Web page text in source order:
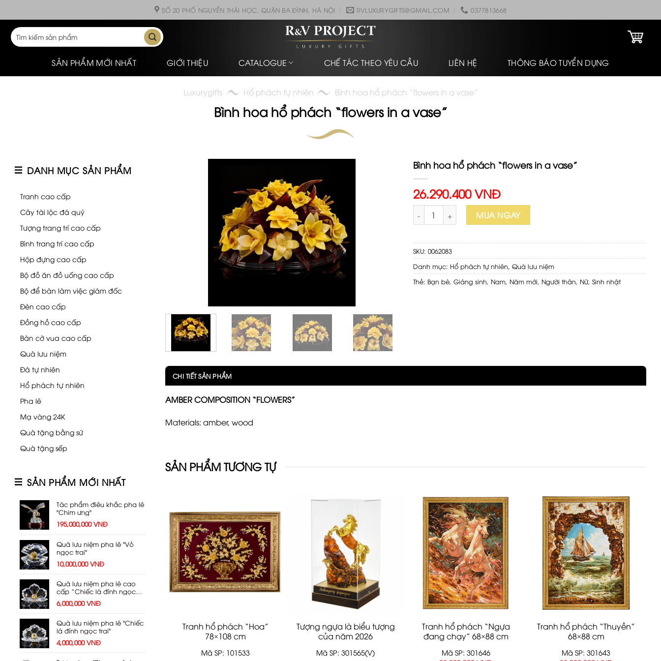
to
content
SỐ 20 PHỐ NGUYỄN THÁI HỌC, QUẬN BA ĐÌNH, HÀ NỘI RVLUXURYGIFTS@GMAIL.COM 0377813668
Tìm
kiếm:
SẢN PHẨM MỚI NHẤT GIỚI THIỆU CATALOGUE CHẾ TÁC THEO YÊU CẦU LIÊN HỆ THÔNG BÁO TUYỂN DỤNG
Luxurygifts Hổ phách tự nhiên Bình hoa hổ phách “flowers in a vase”
Bình hoa hổ phách “flowers in a vase”
DANH MỤC SẢN PHẨM
Tranh cao cấp
Cây tài lộc đá quý
Tượng trang trí cao cấp
Bình trang trí cao cấp
Hộp đựng cao cấp
Bộ đồ ăn đồ uống cao cấp
Bộ để bàn làm việc giám đốc
Đèn cao cấp
Đồng hồ cao cấp
Bàn cờ vua cao cấp
Quà lưu niệm
Đá tự nhiên
Hổ phách tự nhiên
Pha lê
Mạ vàng 24K
Quà tặng bằng sứ
Quà tặng sếp
SẢN PHẨM MỚI NHẤT
Tác phẩm điêu khắc pha lê
"Chim ưng"
195,000,000VNĐ
Quà lưu niệm pha lê "Vỏ
ngọc trai"
10,000,000VNĐ
Quà lưu niệm pha lê cao
cấp “Chiếc lá đính ngọc
trai”
6,000,000VNĐ
Quà lưu niệm pha lê "Chiếc
lá đính ngọc trai"
4,000,000VNĐ
Bình hoa hổ phách “flowers in a vase”
26.290.400 VNĐ
Bình hoa hổ phách "flowers in a vase" số lượng
MUA NGAY
SKU: 0062083
Danh mục: Hổ phách tự nhiên, Quà lưu niệm
Thẻ: Bạn bè, Giáng sinh, Nam, Năm mới, Người thân, Nữ, Sinh nhật
CHI TIẾT SẢN PHẨM
AMBER COMPOSITION “FLOWERS”
Materials: amber, wood
SẢN PHẨM TƯƠNG TỰ
Tranh hổ phách “Hoa”
78×108 cm
Mã SP: 101533
Tượng ngựa là biểu tượng
của năm 2026
Mã SP: 301565(V)
Tranh hổ phách “Ngựa
đang chạy” 68×88 cm
Mã SP: 301646
Tranh hổ phách “Thuyền”
68×88 cm
Mã SP: 301643